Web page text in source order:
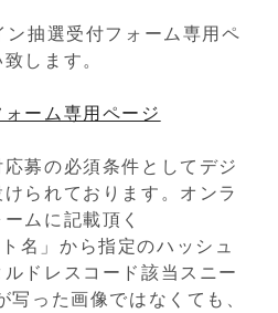
抽選受付フォーム専用ペ
します。
ーム専用ページ
募の必須条件としてデジ
られております。オンラ
ムに記載頂く
名」から指定のハッシュ
ドレスコード該当スニー
写った画像ではなくても、